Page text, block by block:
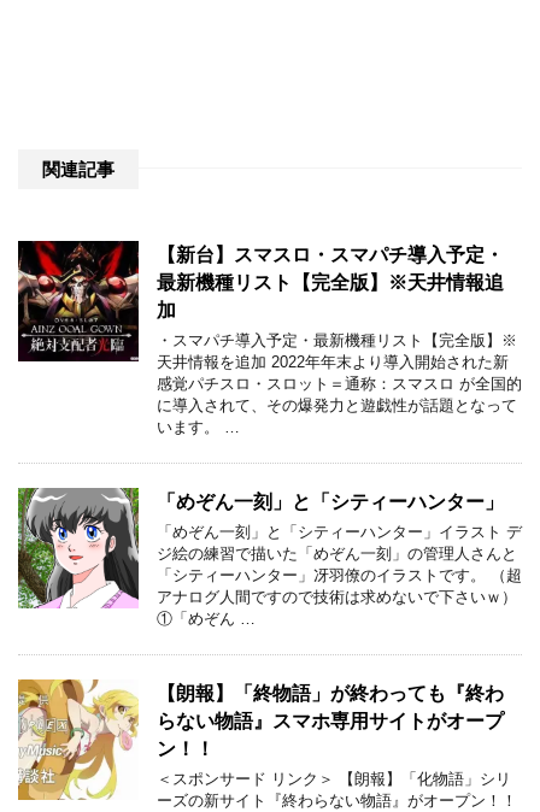
関連記事
【新台】スマスロ・スマパチ導入予定・
最新機種リスト【完全版】※天井情報追
加
・スマパチ導入予定・最新機種リスト【完全版】※
天井情報を追加 2022年年末より導入開始された新
感覚パチスロ・スロット＝通称：スマスロ が全国的
に導入されて、その爆発力と遊戯性が話題となって
います。 …
「めぞん一刻」と「シティーハンター」
「めぞん一刻」と「シティーハンター」イラスト デ
ジ絵の練習で描いた「めぞん一刻」の管理人さんと
「シティーハンター」冴羽僚のイラストです。 （超
アナログ人間ですので技術は求めないで下さいｗ）
①「めぞん …
【朗報】「終物語」が終わっても『終わ
らない物語』スマホ専用サイトがオープ
ン！！
＜スポンサード リンク＞ 【朗報】「化物語」シリ
ーズの新サイト『終わらない物語』がオープン！！